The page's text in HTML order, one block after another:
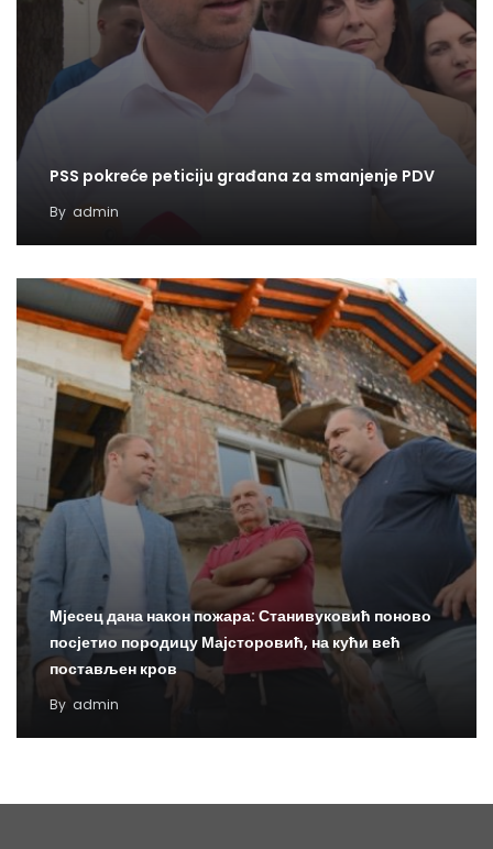
PSS pokreće peticiju građana za smanjenje PDV
By admin
Мјесец дана након пожара: Станивуковић поново
посјетио породицу Мајсторовић, на кући већ
постављен кров
By admin